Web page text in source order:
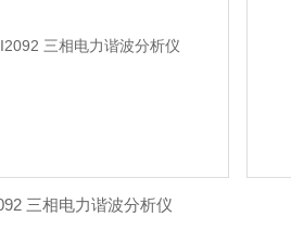
三相电力谐波分析仪